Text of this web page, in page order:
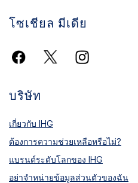
โซเชียล มีเดีย
บริษัท
เกี่ยวกับ IHG
ต้องการความช่วยเหลือหรือไม่?
แบรนด์ระดับโลกของ IHG
อย่าจำหน่ายข้อมูลส่วนตัวของฉัน